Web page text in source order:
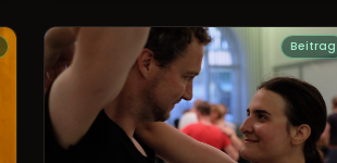
Beitrag